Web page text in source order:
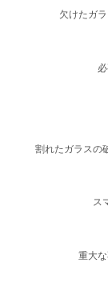
欠けたガ
割れたガラスの
ス
重大